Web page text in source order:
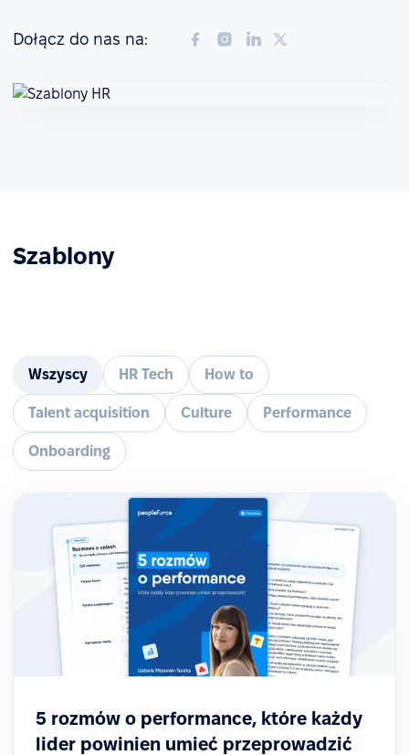
Dołącz do nas na:
Szablony
Wszyscy HR Tech How to
Talent acquisition Culture Performance
Onboarding
5 rozmów o performance, które każdy
lider powinien umieć przeprowadzić